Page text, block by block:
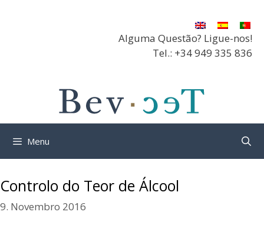
Alguma Questão? Ligue-nos!
Tel.: +34 949 335 836
Menu
Controlo do Teor de Álcool
9. Novembro 2016